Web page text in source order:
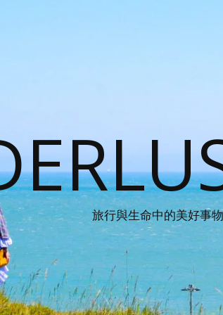
旅行與生命中的美好事物